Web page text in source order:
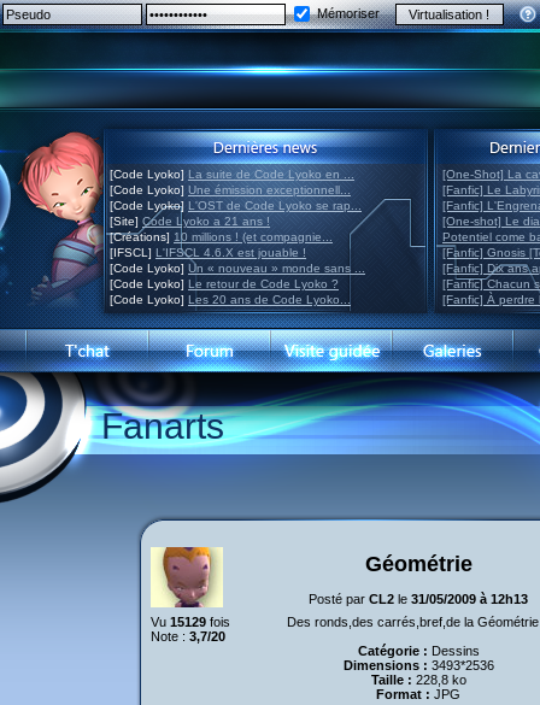
Mémoriser
[Code Lyoko] La suite de Code Lyoko en ...
[Code Lyoko] Une émission exceptionnell...
[Code Lyoko] L'OST de Code Lyoko se rap...
[Site] Code Lyoko a 21 ans !
[Créations] 10 millions ! (et compagnie...
[IFSCL] L'IFSCL 4.6.X est jouable !
[Code Lyoko] Un « nouveau » monde sans ...
[Code Lyoko] Le retour de Code Lyoko ?
[Code Lyoko] Les 20 ans de Code Lyoko...
[One-Shot] La
[Fanfic] Le
[Fanfic]
[One-shot] Le
Potentiel come
[Fanfic] Gnosis
[Fanfic] Dix ans
[Fanfic] Chacun
[Fanfic] À perdre
Fanarts
Géométrie
Posté par CL2 le 31/05/2009 à 12h13
Vu 15129fois
Note : 3,7/20
Des ronds,des carrés,bref,de la
Catégorie : Dessins
Dimensions : 3493*2536
Taille : 228,8 ko
Format : JPG